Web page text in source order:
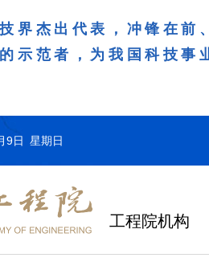
界杰出代表，冲锋在
示范者，为我国科技事
9日 星期日
工程院机构